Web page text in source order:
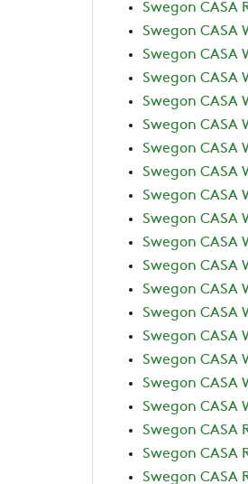
Swegon CASA
Swegon CASA
Swegon CASA
Swegon CASA
Swegon CASA
Swegon CASA
Swegon CASA
Swegon CASA
Swegon CASA
Swegon CASA
Swegon CASA
Swegon CASA
Swegon CASA
Swegon CASA
Swegon CASA
Swegon CASA
Swegon CASA
Swegon CASA
Swegon CASA
Swegon CASA
Swegon CASA